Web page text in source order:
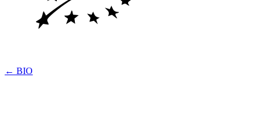
Beitragsnavigation
← BIO